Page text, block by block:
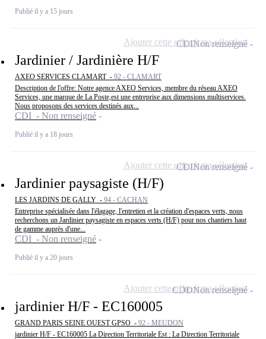
Publié il y a 15 jours
Jardinier / Jardinière H/F
AXEO SERVICES CLAMART - 92 - CLAMART
Description de l'offre: Notre agence AXEO Services, membre du réseau AXEO
Services, une marque de La Poste,est une entreprise aux dimensions multiservices.
Nous proposons des services destinés aux...
CDI - Non renseigné
Publié il y a 18 jours
CDINon renseigné
Ajouter cette offre à ma sélection
Jardinier paysagiste (H/F)
LES JARDINS DE GALLY - 94 - CACHAN
Entreprise spécialisée dans l'élagage, l'entretien et la création d'espaces verts, nous
recherchons un Jardinier paysagiste en espaces verts (H/F) pour nos chantiers haut
de gamme auprès d'une...
CDI - Non renseigné
Publié il y a 20 jours
CDINon renseigné
Ajouter cette offre à ma sélection
jardinier H/F - EC160005
GRAND PARIS SEINE OUEST GPSO - 92 - MEUDON
jardinier H/F - EC160005 La Direction Territoriale Est : La Direction Territoriale
CDDNon renseigné
Ajouter cette offre à ma sélection